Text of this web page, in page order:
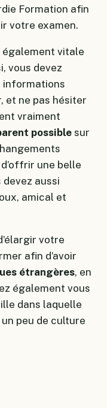
Formation afin
votre examen.
également vitale
vous devez
informations
et ne pas hésiter
vraiment
possible sur
une belle
aussi
amical et
votre
afin d’avoir
étrangères, en
également vous
dans laquelle
peu de culture